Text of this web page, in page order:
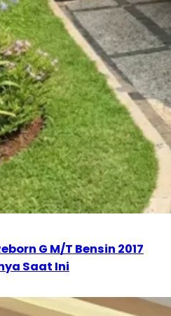
G M/T Bensin 2017
Saat Ini